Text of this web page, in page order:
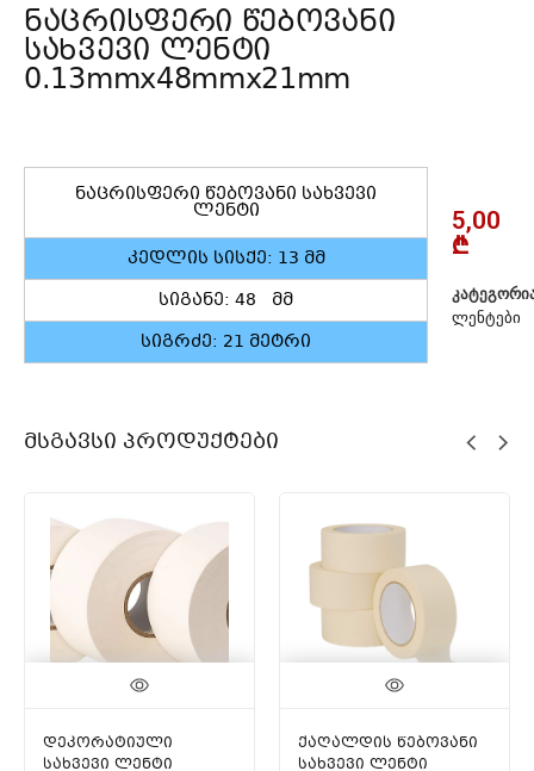
ნაცრისფერი წებოვანი
სახვევი ლენტი
0.13mmx48mmx21mm
ნაცრისფერი წებოვანი სახვევი
ლენტი
კედლის სისქე: 13 მმ
სიგანე: 48 მმ
სიგრძე: 21 მეტრი
5,00
₾
ᲚᲔᲜᲢᲔᲑᲘ
Მსგავსი Პროდუქტები
დეკორატიული
სახვევი ლენტი
ქაღალდის წებოვანი
სახვევი ლენტი